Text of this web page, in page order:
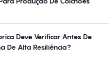
Deve Verificar Antes De
De Alta Resiliência?